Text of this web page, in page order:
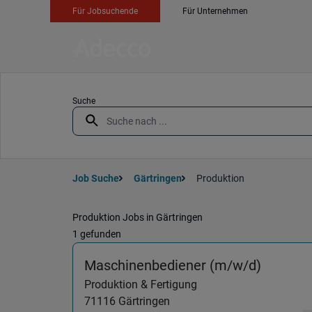
Für Jobsuchende Für Unternehmen
Suche
Job Suche Gärtringen Produktion
Produktion Jobs in Gärtringen
1 gefunden
Maschinenbediener (m/w/d)
Produktion & Fertigung
71116 Gärtringen